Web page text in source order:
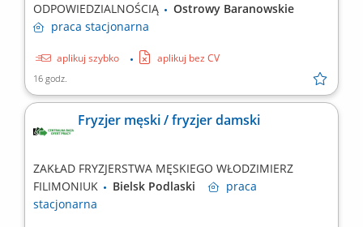
ODPOWIEDZIALNOŚCIĄ
Ostrowy Baranowskie
praca stacjonarna
aplikuj szybko aplikuj bez CV
16 godz.
Fryzjer męski / fryzjer damski
ZAKŁAD FRYZJERSTWA MĘSKIEGO WŁODZIMIERZ
FILIMONIUK
Bielsk Podlaski
praca
stacjonarna